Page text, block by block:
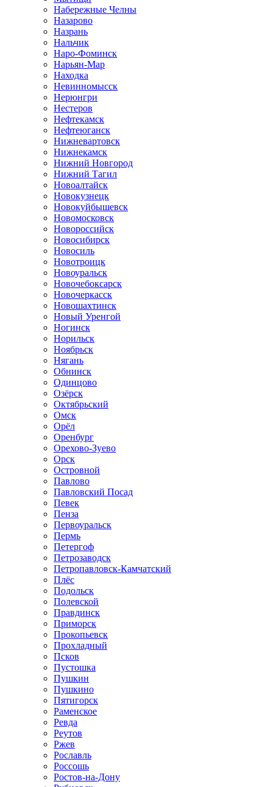
Набережные Челны
Назарово
Назрань
Нальчик
Наро-Фоминск
Нарьян-Мар
Находка
Невинномысск
Нерюнгри
Нестеров
Нефтекамск
Нефтеюганск
Нижневартовск
Нижнекамск
Нижний Новгород
Нижний Тагил
Новоалтайск
Новокузнецк
Новокуйбышевск
Новомосковск
Новороссийск
Новосибирск
Новосиль
Новотроицк
Новоуральск
Новочебоксарск
Новочеркасск
Новошахтинск
Новый Уренгой
Ногинск
Норильск
Ноябрьск
Нягань
Обнинск
Одинцово
Озёрск
Октябрьский
Омск
Орёл
Оренбург
Орехово-Зуево
Орск
Островной
Павлово
Павловский Посад
Певек
Пенза
Первоуральск
Пермь
Петергоф
Петрозаводск
Петропавловск-Камчатский
Плёс
Подольск
Полевской
Правдинск
Приморск
Прокопьевск
Прохладный
Псков
Пустошка
Пушкин
Пушкино
Пятигорск
Раменское
Ревда
Реутов
Ржев
Рославль
Россошь
Ростов-на-Дону